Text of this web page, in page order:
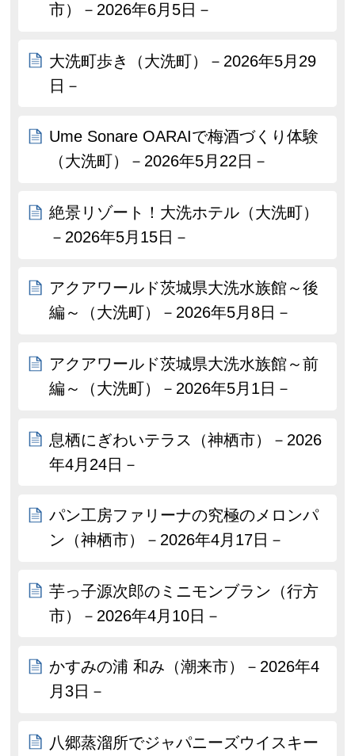
市）－2026年6月5日－
大洗町歩き（大洗町）－2026年5月29
日－
Ume Sonare OARAIで梅酒づくり体験
（大洗町）－2026年5月22日－
絶景リゾート！大洗ホテル（大洗町）
－2026年5月15日－
アクアワールド茨城県大洗水族館～後
編～（大洗町）－2026年5月8日－
アクアワールド茨城県大洗水族館～前
編～（大洗町）－2026年5月1日－
息栖にぎわいテラス（神栖市）－2026
年4月24日－
パン工房ファリーナの究極のメロンパ
ン（神栖市）－2026年4月17日－
芋っ子源次郎のミニモンブラン（行方
市）－2026年4月10日－
かすみの浦 和み（潮来市）－2026年4
月3日－
八郷蒸溜所でジャパニーズウイスキー